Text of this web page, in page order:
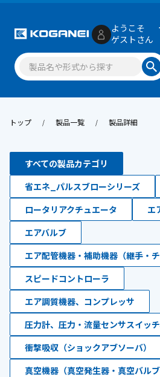
ようこそ
ゲストさん
トップ 製品一覧 製品詳細
すべての製品カテゴリ
省エネ_パルスブローシリーズ
ロータリアクチュエータ
エ
エアバルブ
エア配管機器・補助機器（継手・
スピードコントローラ
エア調質機器、コンプレッサ
圧力計、圧力・流量センサスイッ
衝撃吸収（ショックアブソーバ）
真空機器（真空発生器・真空バル